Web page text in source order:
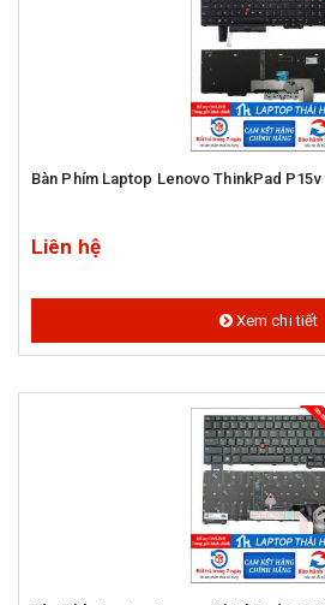
Bàn Phím Laptop Lenovo ThinkPad P15v
Liên hệ
Xem chi tiết